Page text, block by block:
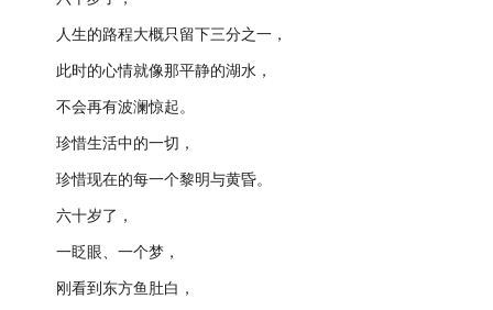
人生的路程大概只留下三分之一，
此时的心情就像那平静的湖水，
不会再有波澜惊起。
珍惜生活中的一切，
珍惜现在的每一个黎明与黄昏。
六十岁了，
一眨眼、一个梦，
刚看到东方鱼肚白，